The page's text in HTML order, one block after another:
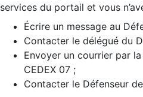
services du portail et vous
Écrire un message au
Contacter le délégué du
Envoyer un courrier par
CEDEX 07 ;
Contacter le Défenseur